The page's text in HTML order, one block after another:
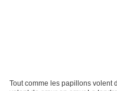
Tout comme les papillons volent